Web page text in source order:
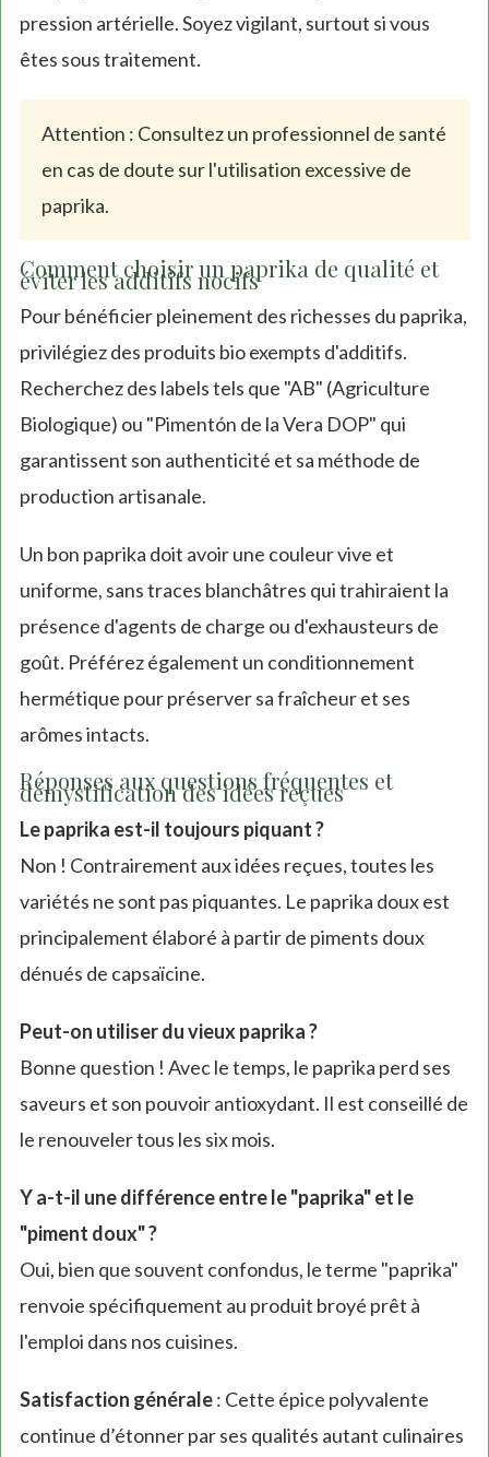
pression artérielle. Soyez vigilant, surtout si vous
êtes sous traitement.
Attention : Consultez un professionnel de santé
en cas de doute sur l'utilisation excessive de
paprika.
Comment choisir un paprika de qualité et
éviter les additifs nocifs
Pour bénéficier pleinement des richesses du paprika,
privilégiez des produits bio exempts d'additifs.
Recherchez des labels tels que "AB" (Agriculture
Biologique) ou "Pimentón de la Vera DOP" qui
garantissent son authenticité et sa méthode de
production artisanale.
Un bon paprika doit avoir une couleur vive et
uniforme, sans traces blanchâtres qui trahiraient la
présence d'agents de charge ou d'exhausteurs de
goût. Préférez également un conditionnement
hermétique pour préserver sa fraîcheur et ses
arômes intacts.
Réponses aux questions fréquentes et
démystification des idées reçues
Le paprika est-il toujours piquant ?
Non ! Contrairement aux idées reçues, toutes les
variétés ne sont pas piquantes. Le paprika doux est
principalement élaboré à partir de piments doux
dénués de capsaïcine.
Peut-on utiliser du vieux paprika ?
Bonne question ! Avec le temps, le paprika perd ses
saveurs et son pouvoir antioxydant. Il est conseillé de
le renouveler tous les six mois.
Y a-t-il une différence entre le "paprika" et le
"piment doux" ?
Oui, bien que souvent confondus, le terme "paprika"
renvoie spécifiquement au produit broyé prêt à
l'emploi dans nos cuisines.
Satisfaction générale: Cette épice polyvalente
continue d’étonner par ses qualités autant culinaires